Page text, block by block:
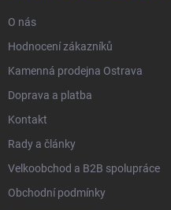
O nás
Hodnocení zákazníků
Kamenná prodejna Ostrava
Doprava a platba
Kontakt
Rady a články
Velkoobchod a B2B spolupráce
Obchodní podmínky